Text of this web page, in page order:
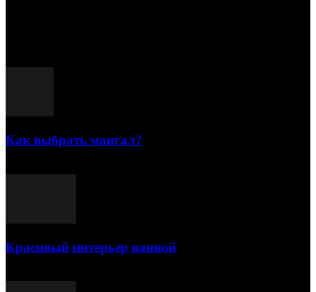
Как выбрать мангал?
Красивый интерьер ванной